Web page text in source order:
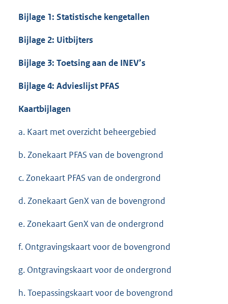
Bijlage 1: Statistische kengetallen
Bijlage 2: Uitbijters
Bijlage 3: Toetsing aan de INEV’s
Bijlage 4: Advieslijst PFAS
Kaartbijlagen
a. Kaart met overzicht beheergebied
b. Zonekaart PFAS van de bovengrond
c. Zonekaart PFAS van de ondergrond
d. Zonekaart GenX van de bovengrond
e. Zonekaart GenX van de ondergrond
f. Ontgravingskaart voor de bovengrond
g. Ontgravingskaart voor de ondergrond
h. Toepassingskaart voor de bovengrond